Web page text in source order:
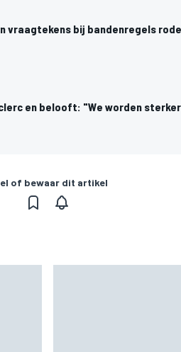
vraagtekens bij bandenregels rode
en belooft: "We worden
of bewaar dit artikel